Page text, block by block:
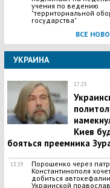
учения по ведению
"территориальной
государства"
ВСЕ
УКРАИНА
17:25
Киев
бояться преемника
13:19
Порошенко через
Константинополя
добиться автокефалии
Украинской